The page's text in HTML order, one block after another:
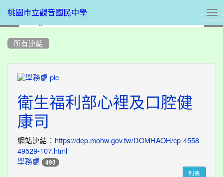
桃園市立觀音國民中學
所有連結
學
務
處
衛生福利部心裡及口腔健
康司
網站連結： https://dep.mohw.gov.tw/DOMHAOH/cp-4558-
49529-107.html
學務處
493
列表